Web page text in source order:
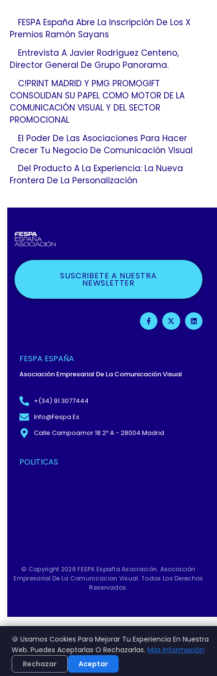
FESPA España Abre La Inscripción De Los X
Premios Ramón Sayans
Entrevista A Javier Rodríguez Centeno,
Director General De Grupo Panorama.
C!PRINT MADRID Y PMG PROMOGIFT
CONSOLIDAN SU PAPEL COMO MOTOR DE LA
COMUNICACIÓN VISUAL Y DEL SECTOR
PROMOCIONAL
El Poder De Las Asociaciones Para Hacer
Crecer Tu Negocio De Comunicación Visual
Del Producto A La Experiencia: La Nueva
Frontera De La Personalización
SUSCRIBETE A NUESTRA
NEWSLETTER
F
A
C
F
X
-
T
L
I
N
FESPA ESPAÑA
Asociación Empresarial De La Comunicación Visual
+(34) 91 3077444
Info@fespa.es
Calle Campoamor 18 2º A - 28004 Madrid
POLITICAS
© Copyright 2026 FESPA España Asociación. Asociación
Empresarial De La Comunicacion Visual. Todos Los Derechos
Reservados.
🍪 Usamos Cookies Para Mejorar Tu Experiencia En Nuestra
Web. Puedes Aceptarlas O Rechazarlas. Más Información
Rechazar
Aceptar